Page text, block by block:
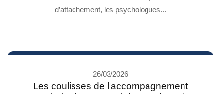
d’attachement, les psychologues...
26/03/2026
Les coulisses de l’accompagnement